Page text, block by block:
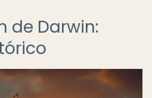
de Darwin: